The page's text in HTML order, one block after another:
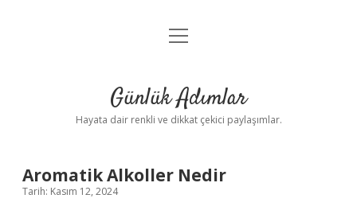
Anasayfa
Yasal Uyarı
menüyü
Günlük Adımlar
Hayata dair renkli ve dikkat çekici paylaşımlar.
Aromatik Alkoller Nedir
Tarih: Kasım 12, 2024